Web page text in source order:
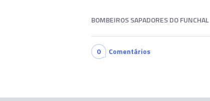
BOMBEIROS SAPADORES DO FUNCHAL
0 Comentários